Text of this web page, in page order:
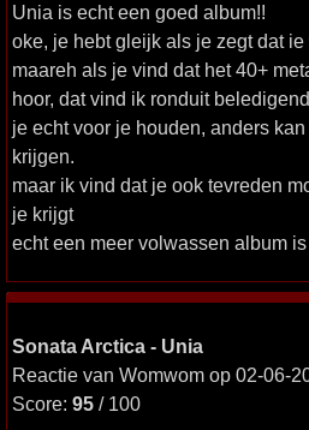
Unia is echt een goed album!!
oke, je hebt gleijk als je zegt dat
maareh als je vind dat het 40+
hoor, dat vind ik ronduit
je echt voor je houden, anders
krijgen.
maar ik vind dat je ook tevreden
je krijgt
echt een meer volwassen album
Sonata Arctica - Unia
Reactie van Womwom op 02-06-
Score: 95 / 100